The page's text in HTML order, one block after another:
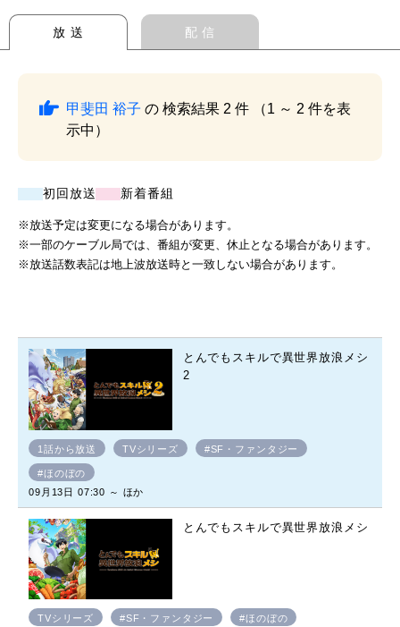
放 送 配 信
甲斐田 裕子 の 検索結果 2 件 （1 ～ 2 件を表
示中）
初回放送 新着番組
※放送予定は変更になる場合があります。
※一部のケーブル局では、番組が変更、休止となる場合があります。
※放送話数表記は地上波放送時と一致しない場合があります。
とんでもスキルで異世界放浪メシ
2
1話から放送 TVシリーズ #SF・ファンタジー
#ほのぼの
09月13日 07:30 ～ ほか
とんでもスキルで異世界放浪メシ
TVシリーズ #SF・ファンタジー
#ほのぼの